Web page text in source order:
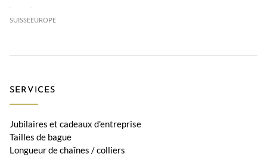
SUISSEEUROPE
SERVICES
Jubilaires et cadeaux d'entreprise
Tailles de bague
Longueur de chaînes / colliers